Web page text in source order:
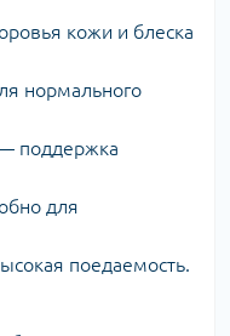
кожи и блеска
нормального
поддержка
для
поедаемость.